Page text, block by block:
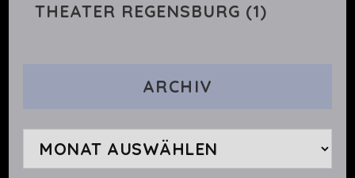
THEATER REGENSBURG (1)
ARCHIV
Archiv